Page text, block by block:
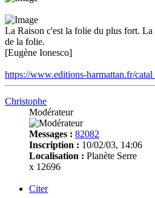
La Raison c'est la folie du plus fort.
de la folie.
[Eugène Ionesco]
https://www.editions-harmattan.fr/catal
Christophe
Modérateur
Messages : 82082
Inscription : 10/02/03, 14:06
Localisation : Planète Serre
x 12696
Citer